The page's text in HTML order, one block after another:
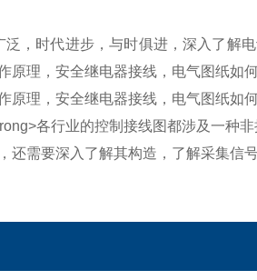
，时代进步，与时俱进，深入了解
原理，安全继电器接线，电气图纸如
理，安全继电器接线，电气图纸如